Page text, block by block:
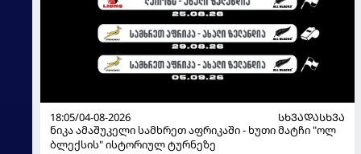
18:05/04-08-2026
ᲡᲮᲕᲐᲓᲐᲡᲮᲕᲐ
ნიკა ამაშუკელი სამხრეთ აფრიკაში - ხუთი მატჩი "ოლ
ბლექსის" ისტორიულ ტურნეზე